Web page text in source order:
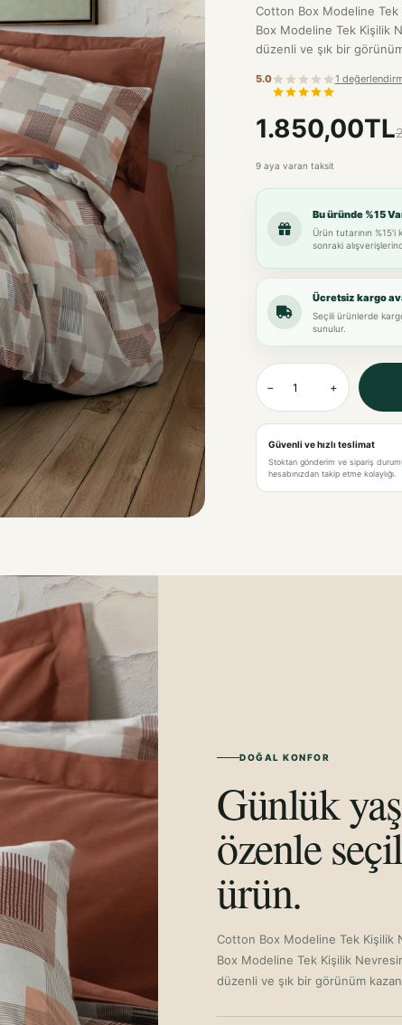
Cotton Box Modeline Tek
Box Modeline Tek Kişilik
düzenli ve şık bir
5.0 1
1.850,00TL
9 aya varan taksit
Bu üründe %15
Ürün tutarının %15'i
sonraki
Ücretsiz kargo
Seçili ürünlerde
sunulur.
− +
Güvenli ve hızlı teslimat
Stoktan gönderim ve sipariş
hesabınızdan takip etme kolaylığı.
DOĞAL KONFOR
Günlük
özenle
ürün.
Cotton Box Modeline Tek Kişilik
Box Modeline Tek Kişilik
düzenli ve şık bir görünüm